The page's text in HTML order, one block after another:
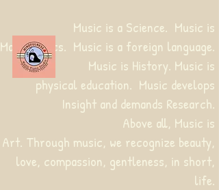
Music is a Science. Music is
Mathematics. Music is a foreign language.
Music is History. Music is
physical education. Music develops
Insight and demands Research.
Above all, Music is
Art. Through music, we recognize beauty,
love, compassion, gentleness, in short,
life.